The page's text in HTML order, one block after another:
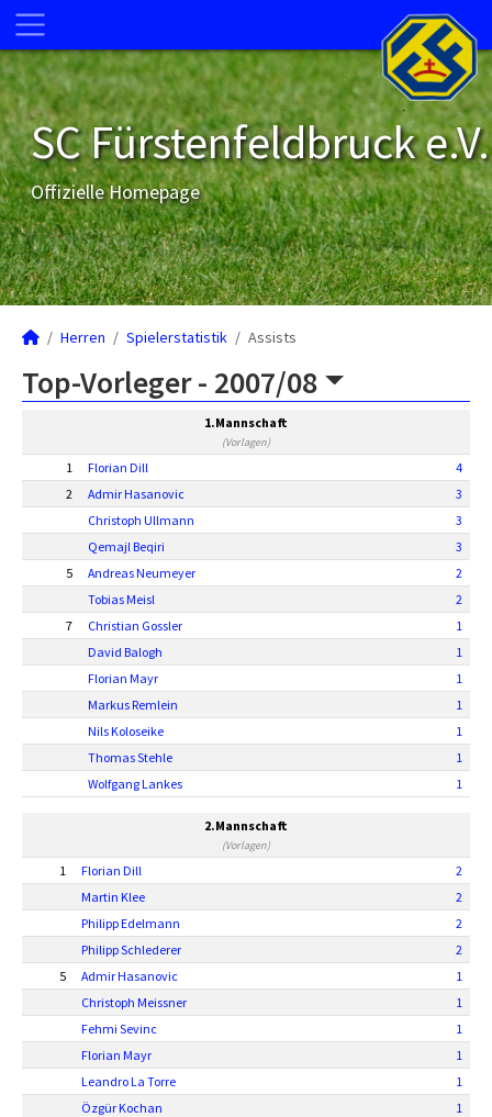
SC Fürstenfeldbruck e.V.
Offizielle Homepage
Herren Spielerstatistik Assists
Top-Vorleger - 2007/08
1.Mannschaft
(Vorlagen)
1 Florian Dill
4
2
Admir Hasanovic
3
Christoph Ullmann
3
Qemajl Beqiri
3
5
Andreas Neumeyer
2
Tobias Meisl
2
7
Christian Gossler
1
David Balogh
1
Florian Mayr
1
Markus Remlein
1
Nils Koloseike
1
Thomas Stehle
1
Wolfgang Lankes
1
2.Mannschaft
(Vorlagen)
1 Florian Dill
2
Martin Klee
2
Philipp Edelmann
2
Philipp Schlederer
2
5
Admir Hasanovic
1
Christoph Meissner
1
Fehmi Sevinc
1
Florian Mayr
1
Leandro La Torre
1
Özgür Kochan
1